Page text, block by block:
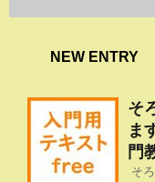
NEW ENTRY
そ
ま
門
そ